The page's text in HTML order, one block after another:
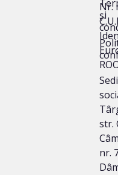
Nr.
str.
nr.
și